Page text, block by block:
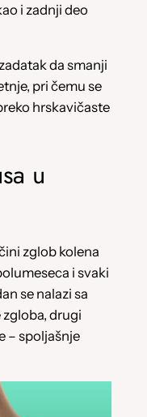
i zadnji deo
da smanji
pri čemu se
hrskavičaste
u
zglob kolena
i svaki
se nalazi sa
drugi
– spoljašnje